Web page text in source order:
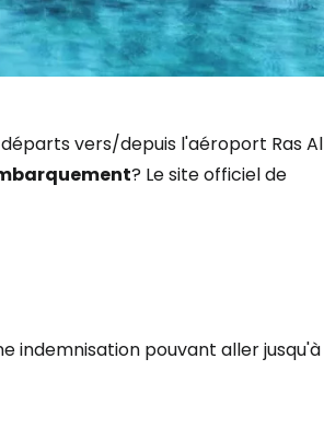
vers/depuis l'aéroport Ras Al
? Le site officiel de
indemnisation pouvant aller jusqu'à
à Cestee